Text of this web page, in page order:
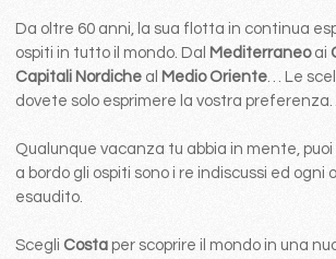
Da oltre 60 anni, la sua flotta in continua
ospiti in tutto il mondo. Dal Mediterraneo ai
Capitali Nordicheal Medio Oriente… Le
dovete solo esprimere la vostra preferenza…
Qualunque vacanza tu abbia in mente, puoi
a bordo gli ospiti sono i re indiscussi ed ogni
esaudito.
Scegli Costa per scoprire il mondo in una